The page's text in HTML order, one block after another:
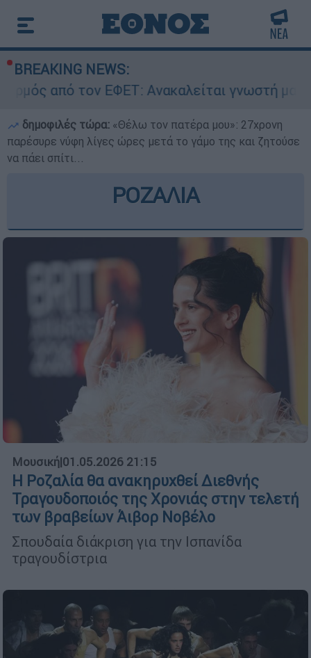
BREAKING NEWS:
ΕΦΕΤ: Ανακαλείται γνωστή μαρμελάδα -
δημοφιλές τώρα: «Θέλω τον πατέρα μου»: 27χρονη
παρέσυρε νύφη λίγες ώρες μετά το γάμο της και ζητούσε
να πάει σπίτι...
ΡΟΖΑΛΙΑ
Μουσική|01.05.2026 21:15
Η Ροζαλία θα ανακηρυχθεί Διεθνής
Τραγουδοποιός της Χρονιάς στην τελετή
των βραβείων Άιβορ Νοβέλο
Σπουδαία διάκριση για την Ισπανίδα
τραγουδίστρια